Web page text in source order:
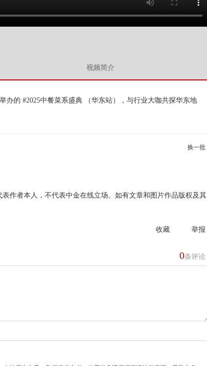
视频简介
的 #2025中餐菜系盛典 （华东站），与行业大咖共探华东地
换一批
作者本人，不代表中金在线立场。如有文章和图片作品版权及其
收藏 举报
0条评论